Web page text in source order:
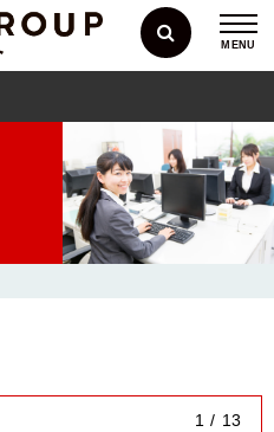
MENU
1 / 13